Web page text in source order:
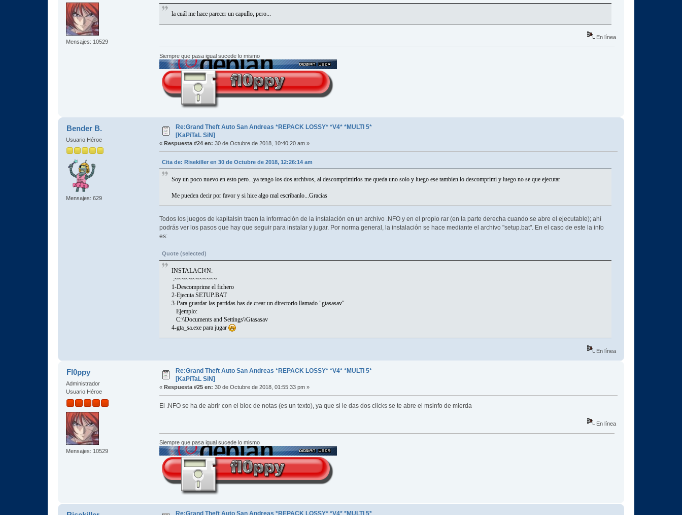
Mensajes: 10529
la cuál me hace parecer un capullo, pero...
En línea
Siempre que pasa igual sucede lo mismo
Bender B.
Usuario Héroe
Mensajes: 629
Re:Grand Theft Auto San Andreas *REPACK LOSSY* *V4* *MULTI 5*
[KaPiTaL SiN]
« Respuesta #24 en: 30 de Octubre de 2018, 10:40:20 am »
Cita de: Risekiller en 30 de Octubre de 2018, 12:26:14 am
Soy un poco nuevo en esto pero...ya tengo los dos archivos, al descomprimirlos me queda uno solo y luego ese tambien lo descomprimí y luego no se que ejecutar
Me pueden decir por favor y si hice algo mal escribanlo...Gracias
Todos los juegos de kapitalsin traen la información de la instalación en un archivo .NFO y en el propio rar (en la parte derecha cuando se abre el ejecutable); ahí
podrás ver los pasos que hay que seguir para instalar y jugar. Por norma general, la instalación se hace mediante el archivo "setup.bat". En el caso de este la info
es:
Quote (selected)
INSTALACI¢N:
:~~~~~~~~~~~~
1-Descomprime el fichero
2-Ejecuta SETUP.BAT
3-Para guardar las partidas has de crear un directorio llamado "gtasasav"
Ejemplo:
C:\\Documents and Settings\\Gtasasav
4-gta_sa.exe para jugar
En línea
Fl0ppy
Administrador
Usuario Héroe
Mensajes: 10529
Re:Grand Theft Auto San Andreas *REPACK LOSSY* *V4* *MULTI 5*
[KaPiTaL SiN]
« Respuesta #25 en: 30 de Octubre de 2018, 01:55:33 pm »
El .NFO se ha de abrir con el bloc de notas (es un texto), ya que si le das dos clicks se te abre el msinfo de mierda
En línea
Siempre que pasa igual sucede lo mismo
Re:Grand Theft Auto San Andreas *REPACK LOSSY* *V4* *MULTI 5*